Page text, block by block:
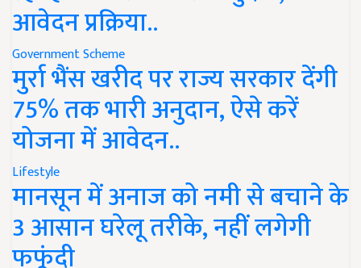
आवेदन प्रक्रिया..
Government Scheme
मुर्रा भैंस खरीद पर राज्य सरकार देंगी
75% तक भारी अनुदान, ऐसे करें
योजना में आवेदन..
Lifestyle
मानसून में अनाज को नमी से बचाने के
3 आसान घरेलू तरीके, नहीं लगेगी
फफूंदी